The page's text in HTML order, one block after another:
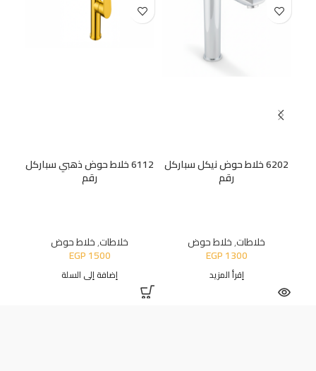
6202 خلاط حوض نيكل سباركل
رقم
خلاطات,خلاط حوض
EGP1300
إقرأ المزيد
6112 خلاط حوض ذهبي سباركل
رقم
خلاطات,خلاط حوض
EGP1500
إضافة إلى السلة